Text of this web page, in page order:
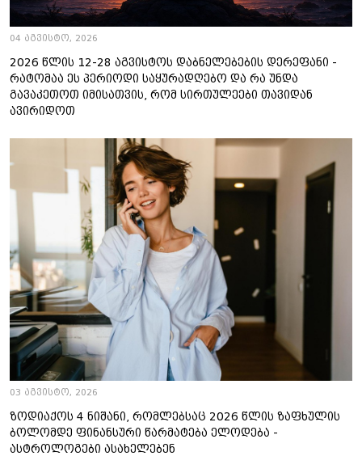
04 აგვისტო, 2026
2026 წლის 12-28 აგვისტოს დაბნელებების დერეფანი -
რატომაა ეს პერიოდი საყურადღებო და რა უნდა
გავაკეთოთ იმისათვის, რომ სირთულეები თავიდან
ავირიდოთ
03 აგვისტო, 2026
ზოდიაქოს 4 ნიშანი, რომლებსაც 2026 წლის ზაფხულის
ბოლომდე ფინანსური წარმატება ელოდება -
ასტროლოგები ასახელებენ